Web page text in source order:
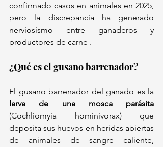
confirmado casos en animales en 2025,
pero la discrepancia ha generado
nerviosismo entre ganaderos y
productores de carne .
¿Qué es el gusano barrenador?
larva de una mosca parásita
(Cochliomyia hominivorax) que
deposita sus huevos en heridas abiertas
de animales de sangre caliente,